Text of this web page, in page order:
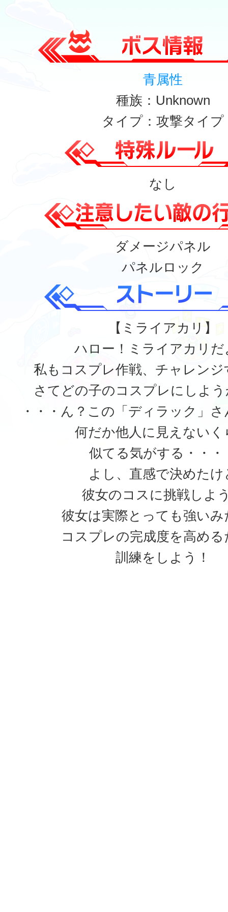
青属性
種族：Unknown
タイプ：攻撃タイプ
なし
ダメージパネル
パネルロック
【ミライアカリ】
ハロー！ミライアカリだ
私もコスプレ作戦、チャレン
さてどの子のコスプレにしよ
・・・ん？この「ディラック」
何だか他人に見えないく
似てる気がする・・・
よし、直感で決めたけ
彼女のコスに挑戦しよ
彼女は実際とっても強いみ
コスプレの完成度を高め
訓練をしよう！